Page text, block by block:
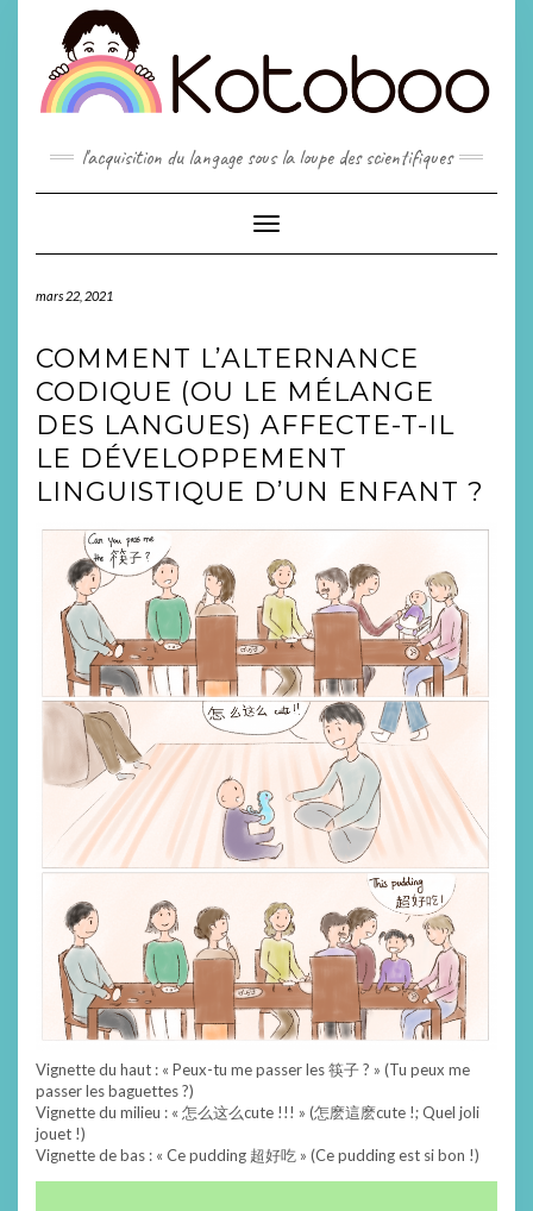
l'acquisition du langage sous la loupe des scientifiques
Toggle
Navigation
mars 22, 2021
COMMENT L’ALTERNANCE
CODIQUE (OU LE MÉLANGE
DES LANGUES) AFFECTE-T-IL
LE DÉVELOPPEMENT
LINGUISTIQUE D’UN ENFANT ?
Vignette du haut : « Peux-tu me passer les 筷子 ? » (Tu peux me
passer les baguettes ?)
Vignette du milieu : « 怎么这么cute !!! » (怎麽這麽cute !; Quel joli
jouet !)
Vignette de bas : « Ce pudding 超好吃 » (Ce pudding est si bon !)